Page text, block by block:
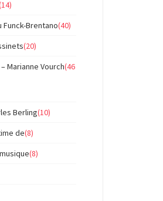
Funck-Brentano(40)
(20)
Marianne Vourch(46
Berling(10)
de(8)
(8)